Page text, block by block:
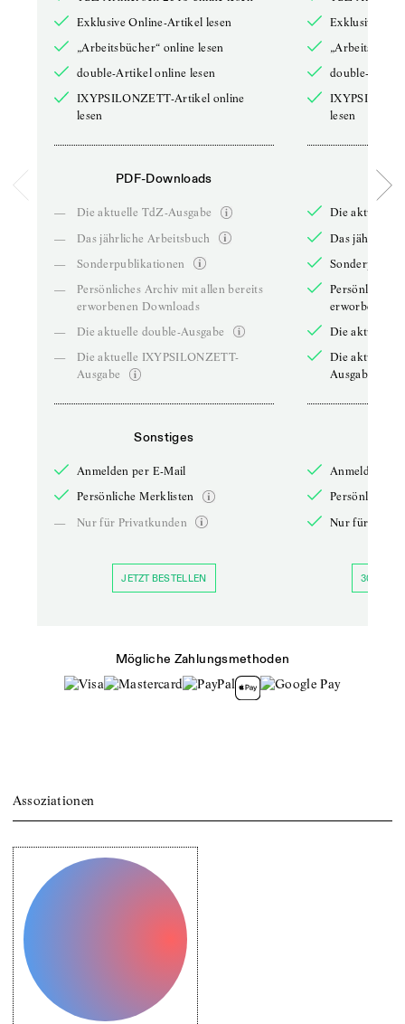
Exklusive Online-Artikel lesen
„Arbeitsbücher“ online lesen
double-Artikel online lesen
IXYPSILONZETT-Artikel online
lesen
PDF-Downloads
—
Die aktuelle TdZ-Ausgabe
—
Das jährliche Arbeitsbuch
—
Sonderpublikationen
—
Persönliches Archiv mit allen bereits
erworbenen Downloads
—
Die aktuelle double-Ausgabe
—
Die aktuelle IXYPSILONZETT-
Ausgabe
Sonstiges
Anmelden per E-Mail
Persönliche Merklisten
—
Nur für Privatkunden
JETZT BESTELLEN
Exklusive
double-
lesen
Die aktuelle
Das jährliche
Persönliches
erworbenen
Die aktuelle
Die aktuelle
Ausgabe
Anmelden
Persönliche
Nur für
30 TAGE
Mögliche Zahlungsmethoden
Assoziationen